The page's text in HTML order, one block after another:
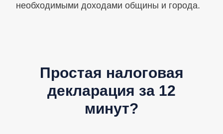
необходимыми доходами общины и города.
Простая налоговая
декларация за 12
минут?